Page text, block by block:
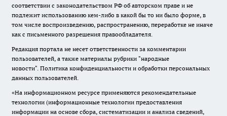
соответствии с законодательством РФ об авторском праве и не
подлежит использованию кем-либо в какой бы то ни было форме, в
том числе воспроизведению, распространению, переработке не иначе
как с письменного разрешения правообладателя.
Редакция портала не несет ответственности за комментарии
пользователей, а также материалы рубрики "народные
новости". Политика конфиденциальности и обработки персональных
данных пользователей.
«На информационном ресурсе применяются рекомендательные
технологии (информационные технологии предоставления
информации на основе сбора, систематизации и анализа сведений,